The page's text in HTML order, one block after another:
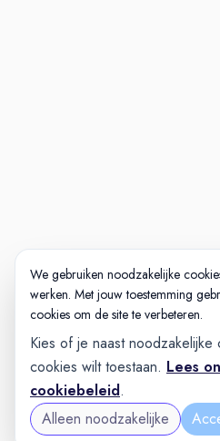
We gebruiken noodzakelijke
werken. Met jouw toestemming
cookies om de site te verbeteren.
Kies of je naast noodzakelijke
cookies wilt toestaan. Lees
cookiebeleid.
Alleen noodzakelijke